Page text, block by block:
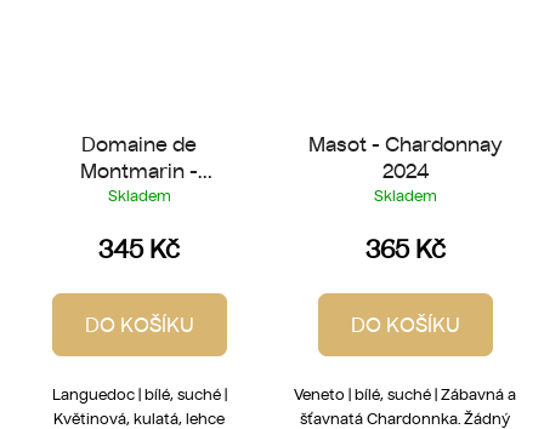
Domaine de
Montmarin -
Chardonnay 2025
Skladem
345 Kč
DO KOŠÍKU
Languedoc | bílé, suché |
Květinová, kulatá, lehce
Masot - Chardonnay
2024
Skladem
365 Kč
DO KOŠÍKU
Veneto | bílé, suché | Zábavná a
šťavnatá Chardonnka. Žádný